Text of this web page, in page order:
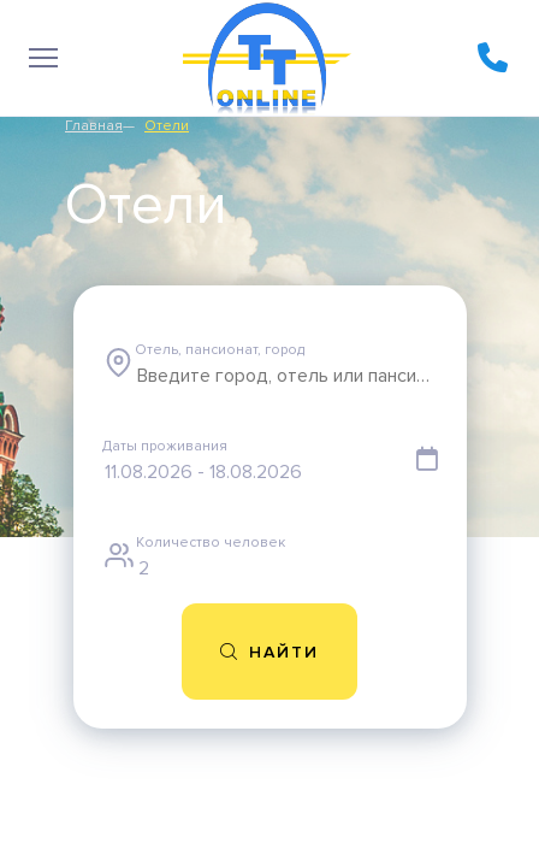
Главная Отели
Отели
Отель, пансионат, город
Даты проживания
Количество человек
НАЙТИ